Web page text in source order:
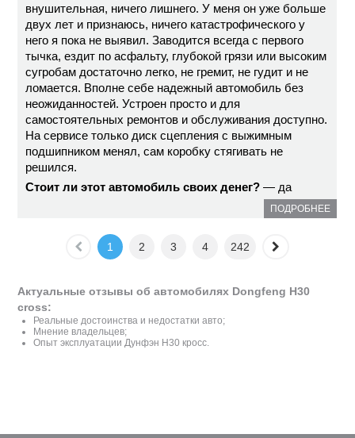
внушительная, ничего лишнего. У меня он уже больше
двух лет и признаюсь, ничего катастрофического у
него я пока не выявил. Заводится всегда с первого
тычка, ездит по асфальту, глубокой грязи или высоким
сугробам достаточно легко, не гремит, не гудит и не
ломается. Вполне себе надежный автомобиль без
неожиданностей. Устроен просто и для
самостоятельных ремонтов и обслуживания доступно.
На сервисе только диск сцепления с выжимным
подшипником менял, сам коробку стягивать не
решился.
Стоит ли этот автомобиль своих денег? — да
ПОДРОБНЕЕ
1 2 3 4 242
Актуальные отзывы об автомобилях Dongfeng H30
cross:
Реальные достоинства и недостатки авто;
Мнение владельцев;
Опыт эксплуатации Дунфэн H30 кросс.